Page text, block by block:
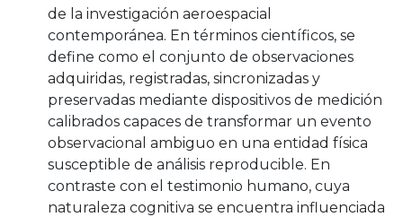
de la investigación aeroespacial
contemporánea. En términos científicos, se
define como el conjunto de observaciones
adquiridas, registradas, sincronizadas y
preservadas mediante dispositivos de medición
calibrados capaces de transformar un evento
observacional ambiguo en una entidad física
susceptible de análisis reproducible. En
contraste con el testimonio humano, cuya
naturaleza cognitiva se encuentra influenciada